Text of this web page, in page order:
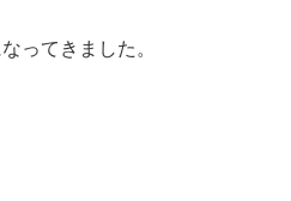
ってきました。